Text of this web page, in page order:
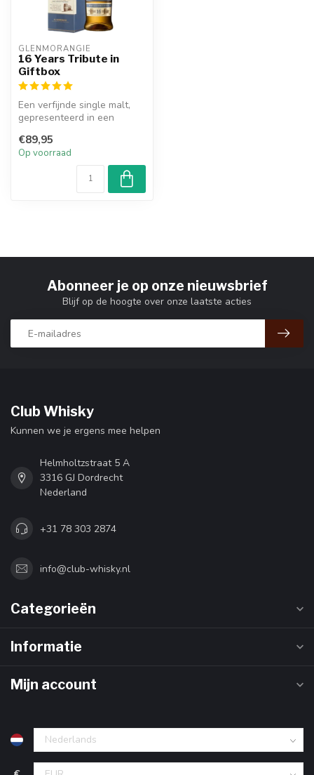
GLENMORANGIE
16 Years Tribute in
Giftbox
Een verfijnde single malt,
gepresenteerd in een
voor ...
€89,95
Op voorraad
Abonneer je op onze nieuwsbrief
Blijf op de hoogte over onze laatste acties
Club Whisky
Kunnen we je ergens mee helpen
Helmholtzstraat 5 A
3316 GJ Dordrecht
Nederland
+31 78 303 2874
info@club-whisky.nl
Categorieën
Informatie
Mijn account